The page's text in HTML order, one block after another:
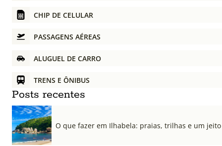
CHIP DE CELULAR
PASSAGENS AÉREAS
ALUGUEL DE CARRO
TRENS E ÔNIBUS
Posts recentes
O que fazer em Ilhabela: praias, trilhas e um